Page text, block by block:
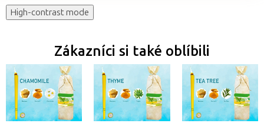
High-contrast mode
Zákazníci si také oblíbili